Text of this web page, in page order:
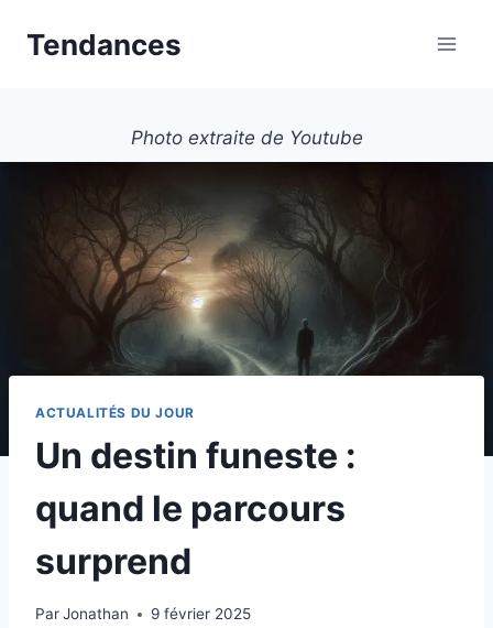
Tendances
Photo extraite de Youtube
ACTUALITÉS DU JOUR
Un destin funeste :
quand le parcours
surprend
ParJonathan 9 février 2025